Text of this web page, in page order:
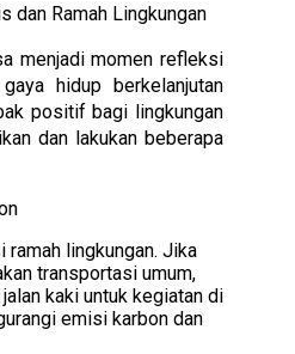
dan Ramah Lingkungan
menjadi momen refleksi
hidup berkelanjutan
positif bagi lingkungan
dan lakukan beberapa
ramah lingkungan. Jika
transportasi umum,
kaki untuk kegiatan di
emisi karbon dan